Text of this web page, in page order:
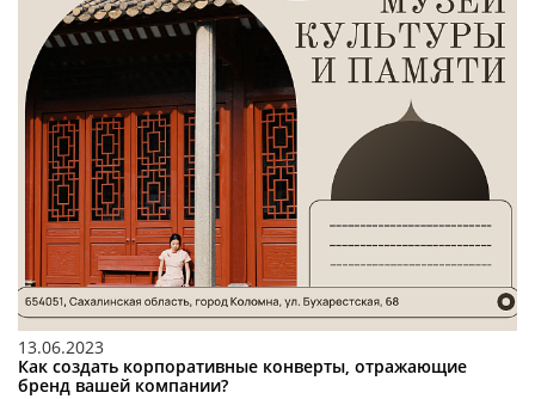
13.06.2023
Как создать корпоративные конверты, отражающие
бренд вашей компании?